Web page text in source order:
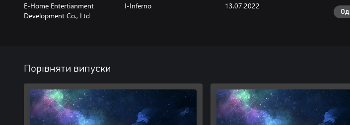
E-Home Entertianment
Development Co., Ltd
I-Inferno 13.07.2022
Порівняти випуски